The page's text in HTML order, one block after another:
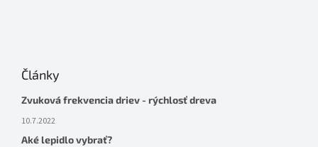
Články
Zvuková frekvencia driev - rýchlosť dreva
10.7.2022
Aké lepidlo vybrať?